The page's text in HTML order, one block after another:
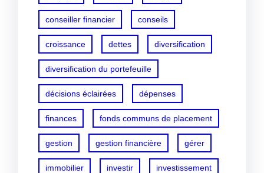
conseiller financier conseils
croissance dettes diversification
diversification du portefeuille
décisions éclairées dépenses
finances fonds communs de placement
gestion gestion financière gérer
immobilier investir investissement